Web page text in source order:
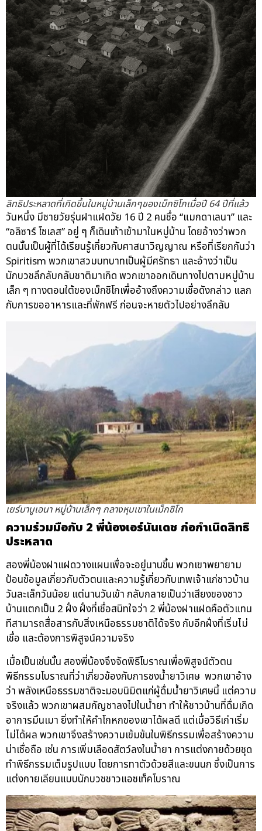
ลิทธิประหลาดที่เกิดขึ้นในหมู่บ้านเล็กๆของเม็กซิโกเมื่อปี 64 ปีที่แล้ว
วันหนึ่ง มีชายวัยรุ่นฝาแฝดวัย 16 ปี 2 คนชื่อ “แมกดาเลนา” และ
“อลิซาร์ โซเลส” อยู่ ๆ ก็เดินเท้าเข้ามาในหมู่บ้าน โดยอ้างว่าพวก
ตนนั้นเป็นผู้ที่ได้เรียนรู้เกี่ยวกับศาสนาวิญญาณ หรือที่เรียกกันว่า
Spiritism พวกเขาสวมบทบาทเป็นผู้มีศรัทธา และอ้างว่าเป็น
นักบวชลึกลับกลับชาติมาเกิด พวกเขาออกเดินทางไปตามหมู่บ้าน
เล็ก ๆ ทางตอนใต้ของเม็กซิโกเพื่ออ้างถึงความเชื่อดังกล่าว แลก
กับการขออาหารและที่พักฟรี ก่อนจะหายตัวไปอย่างลึกลับ
เยร์บาบูเอนา หมู่บ้านเล็กๆ กลางหุบเขาในเม็กซิโก
ความร่วมมือกับ 2 พี่น้องเอร์นันเดช ก่อกำเนิดลิทธิ
ประหลาด
สองพี่น้องฝาแฝดวางแผนเพื่อจะอยู่นานขึ้น พวกเขาพยายาม
ป้อนข้อมูลเกี่ยวกับตัวตนและความรู้เกี่ยวกับเทพเจ้าแก่ชาวบ้าน
วันละเล็กวันน้อย แต่นานวันเข้า กลับกลายเป็นว่าเสียงของชาว
บ้านแตกเป็น 2 ฝั่ง ฝั่งที่เชื่อสนิทใจว่า 2 พี่น้องฝาแฝดคือตัวแทน
ทีสามารถสื่อสารกับสิ่งเหนือธรรมชาติได้จริง กับอีกฝั่งที่เริ่มไม่
เชื่อ และต้องการพิสูจน์ความจริง
เมื่อเป็นเช่นนั้น สองพี่น้องจึงจัดพิธีโบราณเพื่อพิสูจน์ตัวตน
พิธีกรรมโบราณที่ว่าเกี่ยวข้องกับการชงน้ำยาวิเศษ พวกเขาอ้าง
ว่า พลังเหนือธรรมชาติจะมอบนิมิตแก่ผู้ดื่มน้ำยาวิเศษนี้ แต่ความ
จริงแล้ว พวกเขาผสมกัญชาลงไปในน้ำยา ทำให้ชาวบ้านที่ดื่มเกิด
อาการมึนเมา ยิ่งทำให้คำโกหกของเขาได้ผลดี แต่เมื่อวิธีเก่าเริ่ม
ไม่ได้ผล พวกเขาจึงสร้างความเข้มข้นในพิธีกรรมเพื่อสร้างความ
น่าเชื่อถือ เช่น การเพิ่มเลือดสัตว์ลงในน้ำยา การแต่งกายด้วยชุด
ทำพิธีกรรมเต็มรูปแบบ โดยการทาตัวด้วยสีและขนนก ซึ่งเป็นการ
แต่งกายเลียนแบบนักบวชชาวแอซเท็คโบราณ